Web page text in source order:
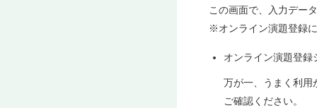
この画面で、入力デー
※オンライン演題登録
オンライン演題登録
万が一、うまく利用
ご確認ください。